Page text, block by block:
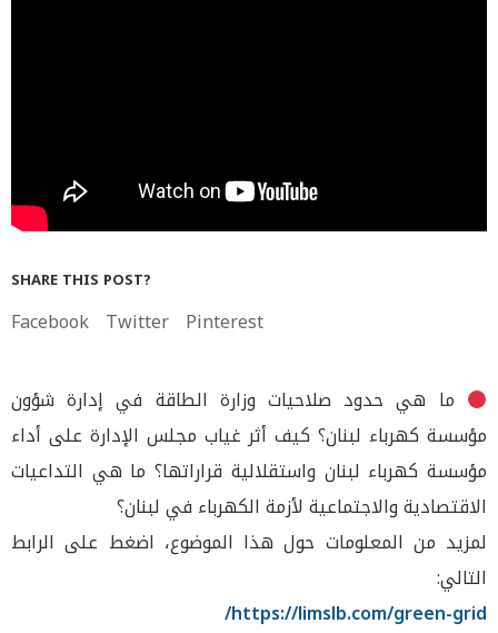
SHARE THIS POST?
Facebook Twitter Pinterest
ما هي حدود صلاحيات وزارة الطاقة في إدارة شؤون
مؤسسة كهرباء لبنان؟ كيف أثر غياب مجلس الإدارة على أداء
مؤسسة كهرباء لبنان واستقلالية قراراتها؟ ما هي التداعيات
الاقتصادية والاجتماعية لأزمة الكهرباء في لبنان؟
لمزيد من المعلومات حول هذا الموضوع، اضغط على الرابط
التالي:
https://limslb.com/green-grid/